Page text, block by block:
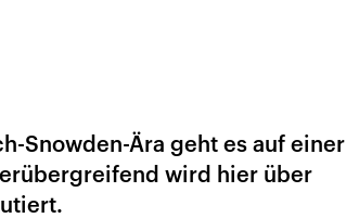
Snowden-Ära geht es auf einer
wird hier über